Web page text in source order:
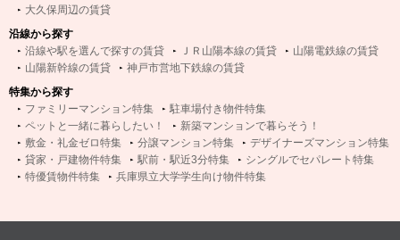
大久保周辺の賃貸
沿線から探す
沿線や駅を選んで探すの賃貸
ＪＲ山陽本線の賃貸
山陽電鉄線の賃貸
山陽新幹線の賃貸
神戸市営地下鉄線の賃貸
特集から探す
ファミリーマンション特集
駐車場付き物件特集
ペットと一緒に暮らしたい！
新築マンションで暮らそう！
敷金・礼金ゼロ特集
分譲マンション特集
デザイナーズマンション特集
貸家・戸建物件特集
駅前・駅近3分特集
シングルでセパレート特集
特優賃物件特集
兵庫県立大学学生向け物件特集